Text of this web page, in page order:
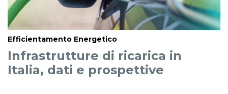
Efficientamento Energetico
Infrastrutture di ricarica in
Italia, dati e prospettive